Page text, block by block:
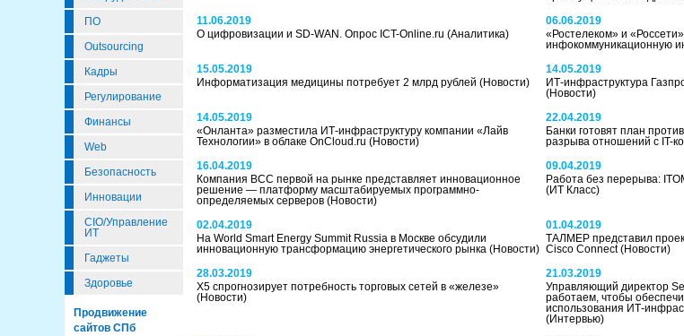
ПО
Outsourcing
Кадры
Регулирование
Финансы
Web
Безопасность
Инновации
CIO/Управление
ИТ
Гаджеты
Здоровье
Продвижение
сайтов СПб
11.06.2019
О цифровизации и SD-WAN. Опрос ICT-Online.ru (Аналитика)
06.06.2019
«Ростелеком» и
инфокоммуникационную
15.05.2019
Информатизация медицины потребует 2 млрд рублей (Новости)
14.05.2019
ИТ-инфраструктура
(Новости)
14.05.2019
«Онланта» разместила ИТ-инфраструктуру компании «Лайв
Технологии» в облаке OnCloud.ru (Новости)
22.04.2019
Банки готовят план
разрыва отношений с IT-
16.04.2019
Компания ВСС первой на рынке представляет инновационное
решение — платформу масштабируемых программно-
определяемых серверов (Новости)
09.04.2019
Работа без перерыва:
(ИТ Класс)
02.04.2019
На World Smart Energy Summit Russia в Москве обсудили
инновационную трансформацию энергетического рынка (Новости)
01.04.2019
ТАЛМЕР представил
Сisco Connect(Новости)
28.03.2019
X5 спрогнозирует потребность торговых сетей в «железе»
(Новости)
21.03.2019
Управляющий директор
работаем, чтобы
использования ИТ-
(Интервью)